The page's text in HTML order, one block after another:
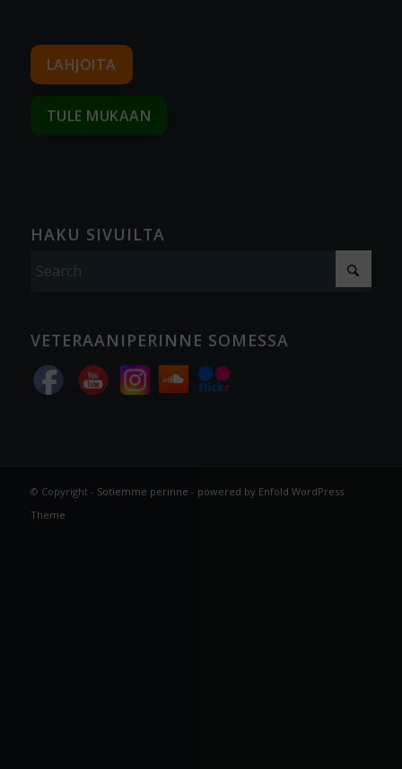
LAHJOITA
TULE MUKAAN
HAKU SIVUILTA
VETERAANIPERINNE SOMESSA
© Copyright - Sotiemme perinne - powered by Enfold WordPress
Theme